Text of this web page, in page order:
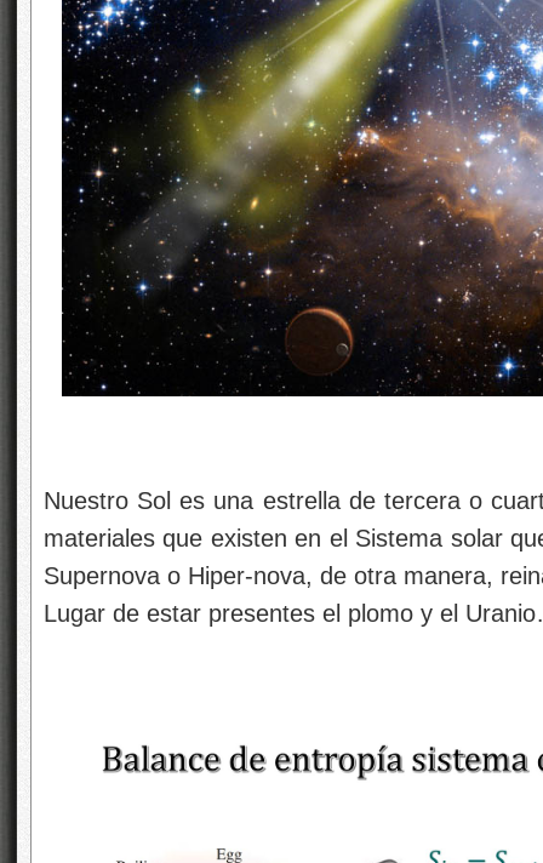
Nuestro Sol es una estrella de tercera o
materiales que existen en el Sistema solar
Supernova o Hiper-nova, de otra manera,
Lugar de estar presentes el plomo y el